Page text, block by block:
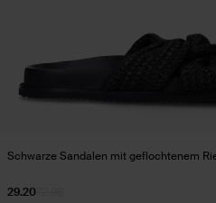
Schwarze Sandalen mit geflochtenem
29.20